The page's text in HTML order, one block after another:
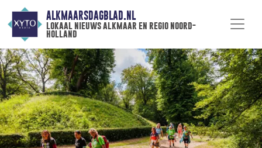
ALKMAARSDAGBLAD.NL
lokaal nieuws alkmaar en regio noord-
holland